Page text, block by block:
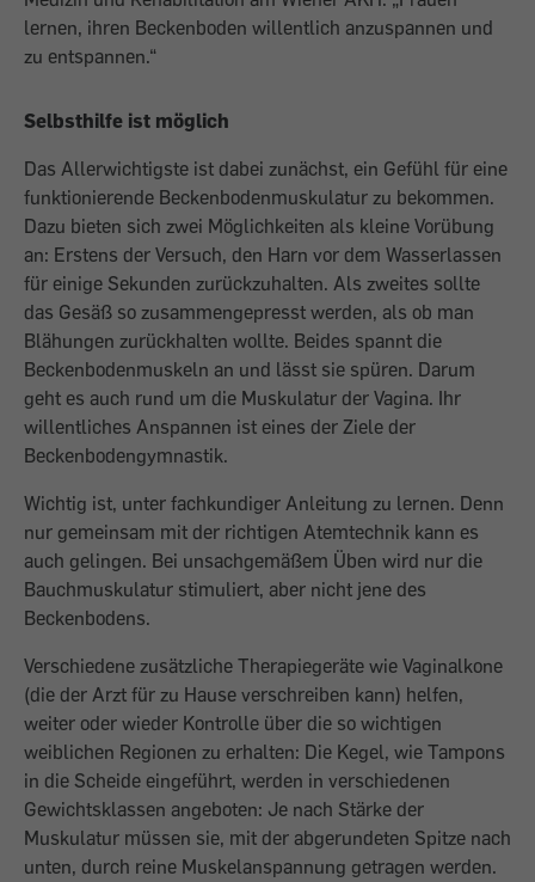
lernen, ihren Beckenboden willentlich anzuspannen und
zu entspannen.“
Selbsthilfe ist möglich
Das Allerwichtigste ist dabei zunächst, ein Gefühl für eine
funktionierende Beckenbodenmuskulatur zu bekommen.
Dazu bieten sich zwei Möglichkeiten als kleine Vorübung
an: Erstens der Versuch, den Harn vor dem Wasserlassen
für einige Sekunden zurückzuhalten. Als zweites sollte
das Gesäß so zusammengepresst werden, als ob man
Blähungen zurückhalten wollte. Beides spannt die
Beckenbodenmuskeln an und lässt sie spüren. Darum
geht es auch rund um die Muskulatur der Vagina. Ihr
willentliches Anspannen ist eines der Ziele der
Beckenbodengymnastik.
Wichtig ist, unter fachkundiger Anleitung zu lernen. Denn
nur gemeinsam mit der richtigen Atemtechnik kann es
auch gelingen. Bei unsachgemäßem Üben wird nur die
Bauchmuskulatur stimuliert, aber nicht jene des
Beckenbodens.
Verschiedene zusätzliche Therapiegeräte wie Vaginalkone
(die der Arzt für zu Hause verschreiben kann) helfen,
weiter oder wieder Kontrolle über die so wichtigen
weiblichen Regionen zu erhalten: Die Kegel, wie Tampons
in die Scheide eingeführt, werden in verschiedenen
Gewichtsklassen angeboten: Je nach Stärke der
Muskulatur müssen sie, mit der abgerundeten Spitze nach
unten, durch reine Muskelanspannung getragen werden.